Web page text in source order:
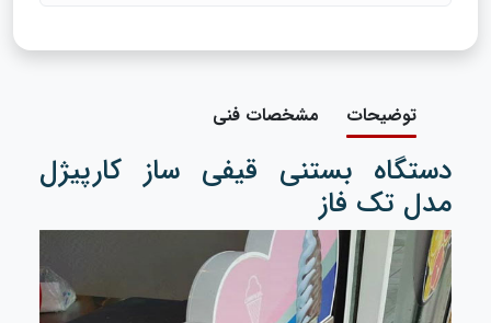
توضیحات مشخصات فنی
دستگاه بستنی قیفی ساز کارپیژل
مدل تک فاز